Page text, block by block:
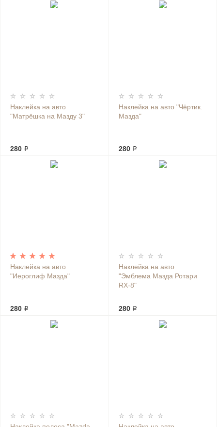
Наклейка на авто
"Матрёшка на Мазду 3"
280 ₽
Наклейка на авто "Чёртик.
Мазда"
280 ₽
Наклейка на авто
"Иероглиф Мазда"
280 ₽
Наклейка на авто
"Эмблема Мазда Ротари
RX-8"
280 ₽